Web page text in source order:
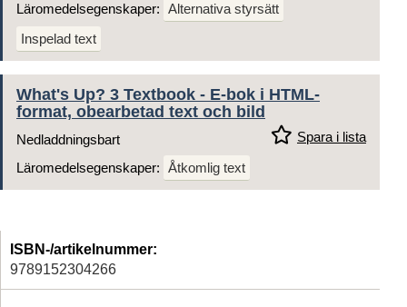
Läromedelsegenskaper: Alternativa styrsätt
Inspelad text
What's Up? 3 Textbook - E-bok i HTML-
format, obearbetad text och bild
Spara i lista
Nedladdningsbart
Läromedelsegenskaper: Åtkomlig text
ISBN-/artikelnummer:
9789152304266